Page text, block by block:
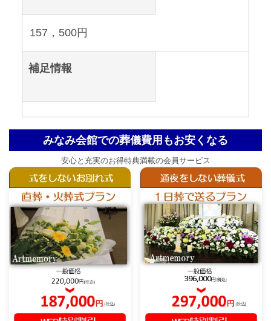
157，500円
補足情報
みなみ会館での葬儀費用もお安くなる
安心と充実のお得特典満載の会員サービス